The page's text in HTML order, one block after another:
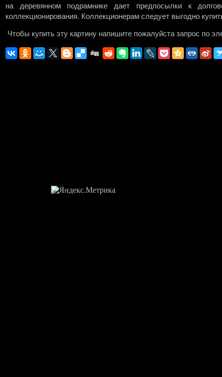
на деревянном подрамнике дает предпосылки к
коллекционирования. Коллекционерам следует выгодно
Чтобы купить эту картину напишите пожалуйста запрос по